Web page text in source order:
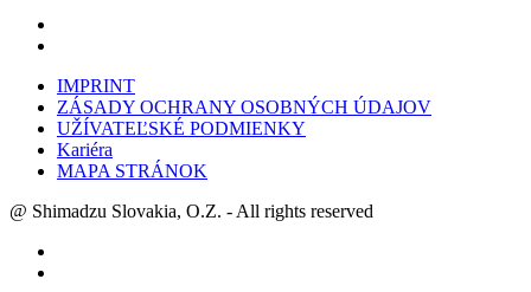
IMPRINT
ZÁSADY OCHRANY OSOBNÝCH ÚDAJOV
UŽÍVATEĽSKÉ PODMIENKY
Kariéra
MAPA STRÁNOK
@ Shimadzu Slovakia, O.Z. - All rights reserved